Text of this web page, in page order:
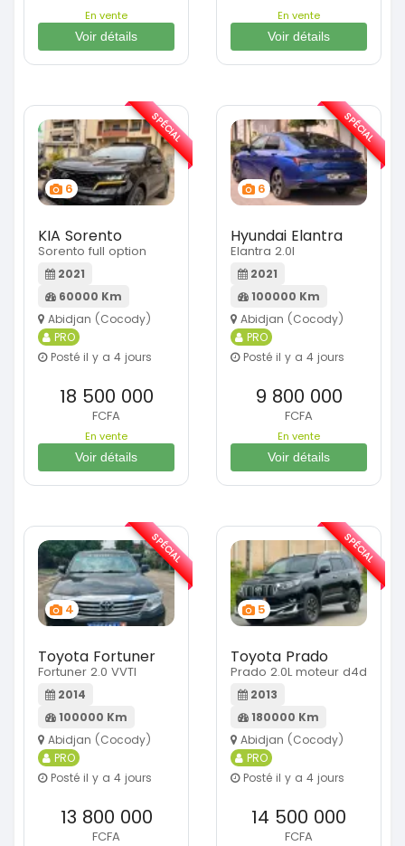
En vente
Voir détails
En vente
Voir détails
6
KIA Sorento
Sorento full option
2021
60000 Km
Abidjan (Cocody)
PRO
Posté il y a 4 jours
18 500 000
FCFA
En vente
Voir détails
SPÉCIAL
6
Hyundai Elantra
Elantra 2.0l
2021
100000 Km
Abidjan (Cocody)
PRO
Posté il y a 4 jours
9 800 000
FCFA
En vente
Voir détails
SPÉCIAL
4
Toyota Fortuner
Fortuner 2.0 VVTI
2014
100000 Km
Abidjan (Cocody)
PRO
Posté il y a 4 jours
13 800 000
FCFA
SPÉCIAL
5
Toyota Prado
Prado 2.0L moteur d4d
2013
180000 Km
Abidjan (Cocody)
PRO
Posté il y a 4 jours
14 500 000
FCFA
SPÉCIAL